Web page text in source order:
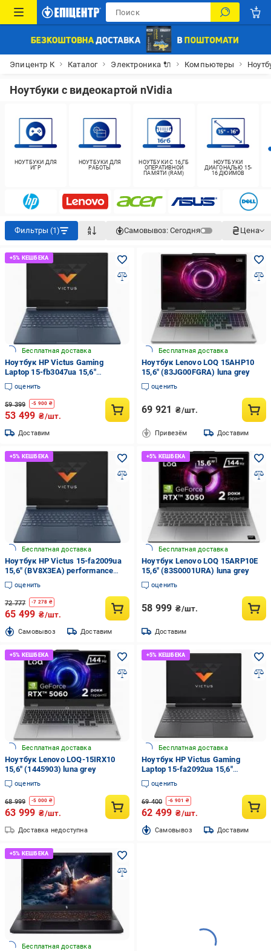
Эпицентр К Каталог Электроника 🔌 Компьютеры
Ноутбуки с видеокартой nVidia
НОУТБУКИ ДЛЯ
ИГР
НОУТБУКИ ДЛЯ
РАБОТЫ
НОУТБУКИ С 16 ГБ
ОПЕРАТИВНОЙ
ПАМЯТИ (RAM)
НОУТБУКИ
ДИАГОНАЛЬЮ 15-
16 ДЮЙМОВ
Фильтры (1) Самовывоз: Сегодня Цена
Бесплатная доставка
Ноутбук HP Victus Gaming
Laptop 15-fb3047ua 15,6"
(BV8X9EA) performance blue
оценить
59 399 -5 900 ₴
53 499 ₴/шт.
Доставим
Бесплатная доставка
Ноутбук Lenovo LOQ 15AHP10
15,6" (83JG00FGRA) luna grey
оценить
69 921 ₴/шт.
Привезём Доставим
Бесплатная доставка
Ноутбук HP Victus 15-fa2009ua
15,6" (BV8X3EA) performance
blue
оценить
72 777 -7 278 ₴
65 499 ₴/шт.
Cамовывоз Доставим
Бесплатная доставка
Ноутбук Lenovo LOQ 15ARP10E
15,6" (83S0001URA) luna grey
оценить
58 999 ₴/шт.
Доставим
Бесплатная доставка
Ноутбук Lenovo LOQ-15IRX10
15,6" (1445903) luna grey
оценить
68 999 -5 000 ₴
63 999 ₴/шт.
Доставка недоступна
Бесплатная доставка
Ноутбук HP Victus Gaming
Laptop 15-fa2092ua 15,6"
(D3XT3EA) mica silver
оценить
69 400 -6 901 ₴
62 499 ₴/шт.
Cамовывоз Доставим
Бесплатная доставка